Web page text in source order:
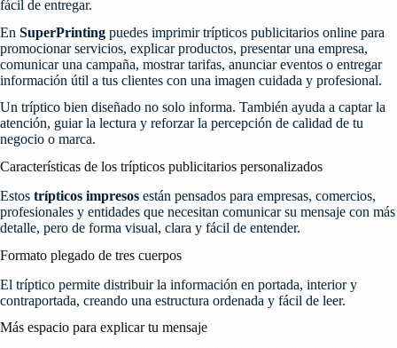
fácil de entregar.
En SuperPrinting puedes imprimir trípticos publicitarios online para
promocionar servicios, explicar productos, presentar una empresa,
comunicar una campaña, mostrar tarifas, anunciar eventos o entregar
información útil a tus clientes con una imagen cuidada y profesional.
Un tríptico bien diseñado no solo informa. También ayuda a captar la
atención, guiar la lectura y reforzar la percepción de calidad de tu
negocio o marca.
Características de los trípticos publicitarios personalizados
Estos trípticos impresos están pensados para empresas, comercios,
profesionales y entidades que necesitan comunicar su mensaje con más
detalle, pero de forma visual, clara y fácil de entender.
Formato plegado de tres cuerpos
El tríptico permite distribuir la información en portada, interior y
contraportada, creando una estructura ordenada y fácil de leer.
Más espacio para explicar tu mensaje